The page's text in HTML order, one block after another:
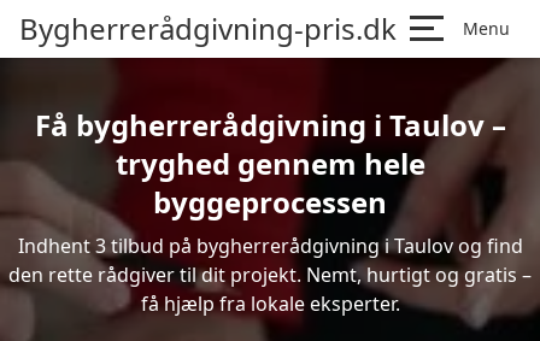
Bygherrerådgivning-pris.dk Menu
Få bygherrerådgivning i Taulov –
tryghed gennem hele
byggeprocessen
Indhent 3 tilbud på bygherrerådgivning i Taulov og find
den rette rådgiver til dit projekt. Nemt, hurtigt og gratis –
få hjælp fra lokale eksperter.